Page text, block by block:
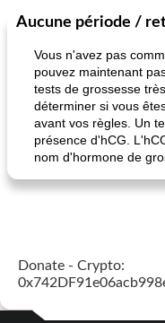
10
Alimentation saine
pouding au chocolat
Aucune période /
Vous n'avez pas
pouvez maintenant
tests de grossesse
déterminer si vous
avant vos règles. Un
présence d'hCG.
nom d'hormone de
Donate - Crypto: